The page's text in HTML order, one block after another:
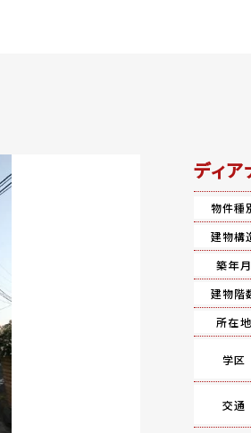
ディ
物件種
建物構
築年月
建物階
所在地
学区
交通